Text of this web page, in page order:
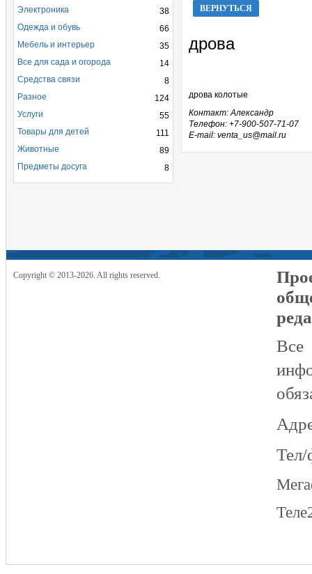
ВЕРНУТЬСЯ
дрова
дрова колотые
Контакт: Александр
Телефон: +7-900-507-71-07
E-mail: venta_us@mail.ru
38
Электроника
66
Одежда и обувь
35
Мебель и интерьер
14
Все для сада и огорода
8
Средства связи
124
Разное
55
Услуги
111
Товары для детей
89
Животные
8
Предметы досуга
Copyright © 2013-2026. All rights reserved.